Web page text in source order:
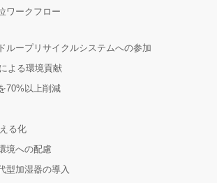
ワークフロー
ループリサイクルシステムへの参加
よる環境貢献
70%以上削減
る化
境への配慮
型加湿器の導入